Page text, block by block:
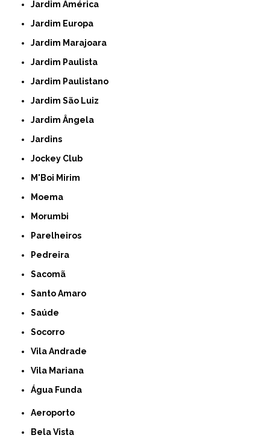
Jardim América
Jardim Europa
Jardim Marajoara
Jardim Paulista
Jardim Paulistano
Jardim São Luiz
Jardim Ângela
Jardins
Jockey Club
M'Boi Mirim
Moema
Morumbi
Parelheiros
Pedreira
Sacomã
Santo Amaro
Saúde
Socorro
Vila Andrade
Vila Mariana
Água Funda
Aeroporto
Bela Vista